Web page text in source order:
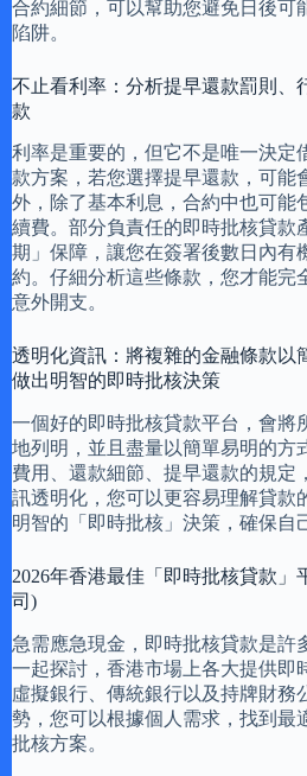
合約細節，可以幫助您避免日後可
陷阱。
不止看利率：分析提早還款罰則、
款
利率是重要的，但它不是唯一決定
款方案，若您選擇提早還款，可能
外，除了基本利息，合約中也可能
續費。部分負責任的即時批核貸款
期」保障，讓您在簽署後數日內有
約。仔細分析這些條款，您才能完
意外開支。
透明化資訊：將複雜的金融條款以
做出明智的即時批核決策
一個好的即時批核貸款平台，會將
地列明，並且盡量以簡單易明的方
費用、還款細節、提早還款的規定
訊透明化，您可以更容易理解貸款
明智的「即時批核」決策，確保自
2026年香港最佳「即時批核貸款」
司)
急需應急現金，即時批核貸款是許
一起探討，香港市場上各大提供即
虛擬銀行、傳統銀行以及持牌財務
勢，您可以根據個人需求，找到最
批核方案。